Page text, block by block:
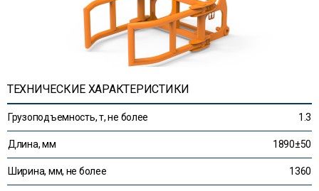
ТЕХНИЧЕСКИЕ ХАРАКТЕРИСТИКИ
Грузоподъемность, т, не более 1.3
Длина, мм 1890±50
Ширина, мм, не более 1360